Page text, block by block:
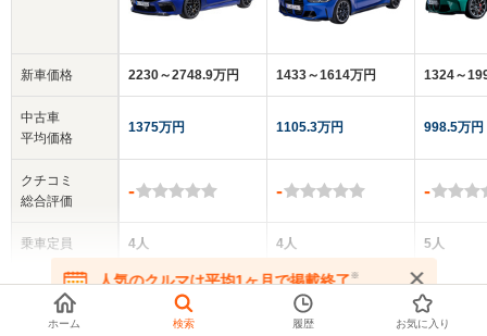
新車価格
中古車
平均価格
クチコミ
総合評価
乗車定員
ドア数
2230～2748.9万円
1375万円
-
4人
2ドア
1433～1614万円
1105.3万円
-
4人
2ドア
1324～
998.5万円
-
5人
4ドア
▼全てを表示する
人気のクルマは平均1ヶ月で掲載終了※
在庫が無くなる前にお問い合わせください
ホーム 検索 履歴 お気に入り